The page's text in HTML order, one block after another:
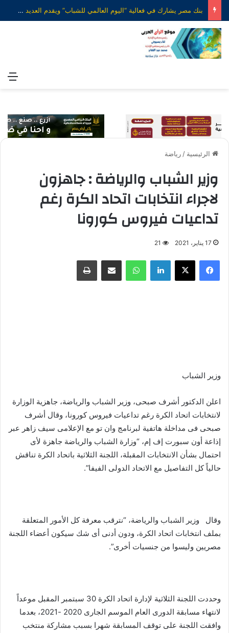
الأمين العام لرابطة الجامعات الإسلامية يهنئ الدكتور محمود صديق بتكليفه قائمًا بعمل رئيس جامعة الأزهر
الرئيسية /رياضة
وزير الشباب والرياضة : جاهزون
لاجراء انتخابات اتحاد الكرة رغم
تداعيات فيروس كورونا
17 يناير، 2021 21
فيسبوك X لينكدإن واتساب مشاركة عبر البريد طباعة
وزير الشباب
اعلن الدكتور أشرف صبحى، وزير الشباب والرياضة، جاهزية الوزارة
لانتخابات اتحاد الكرة رغم تداعيات فيروس كورونا، وقال أشرف
صبحى فى مداخلة هاتفية لبرنامج وان تو مع الإعلامى سيف زاهر عبر
إذاعة أون سبورت إف إم، “وزارة الشباب والرياضة جاهزة لأى
احتمال بشأن الانتخابات المقبلة، اللجنة الثلاثية باتحاد الكرة تناقش
حالياً كل التفاصيل مع الاتحاد الدولى الفيفا”.
وقال وزير الشباب والرياضة، “نترقب معرفة كل الأمور المتعلقة
بملف انتخابات اتحاد الكرة، ودون أدنى أى شك سيكون أعضاء اللجنة
مصريين وليسوا من جنسيات أخرى”.
وحددت اللجنة الثلاثية لإدارة اتحاد الكرة 30 سبتمبر المقبل موعداً
لانتهاء مسابقة الدورى العام الموسم الجارى 2020 -2021، بعدما
وافقت اللجنة على توقف المسابقة شهرا بسبب مشاركة منتخب